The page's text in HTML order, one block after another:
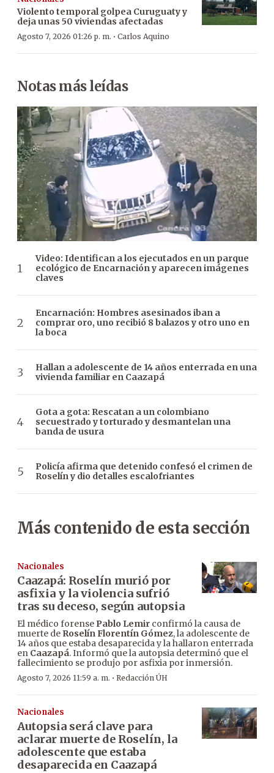
Violento temporal golpea Curuguaty y
deja unas 50 viviendas afectadas
Agosto 7, 2026 01:26 p. m. · Carlos Aquino
Notas más leídas
Video: Identifican a los ejecutados en un parque
ecológico de Encarnación y aparecen imágenes
claves
Encarnación: Hombres asesinados iban a
comprar oro, uno recibió 8 balazos y otro uno en
la boca
Hallan a adolescente de 14 años enterrada en una
vivienda familiar en Caazapá
Gota a gota: Rescatan a un colombiano
secuestrado y torturado y desmantelan una
banda de usura
Policía afirma que detenido confesó el crimen de
Roselín y dio detalles escalofriantes
Más contenido de esta sección
Nacionales
Caazapá: Roselín murió por
asfixia y la violencia sufrió
tras su deceso, según autopsia
El médico forense Pablo Lemir confirmó la causa de
muerte de Roselín Florentín Gómez, la adolescente de
14 años que estaba desaparecida y la hallaron enterrada
en Caazapá. Informó que la autopsia determinó que el
fallecimiento se produjo por asfixia por inmersión.
Agosto 7, 2026 11:59 a. m. · Redacción ÚH
Nacionales
Autopsia será clave para
aclarar muerte de Roselín, la
adolescente que estaba
desaparecida en Caazapá